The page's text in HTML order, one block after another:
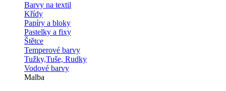
Barvy na textil
Křídy
Papíry a bloky
Pastelky a fixy
Štětce
Temperové barvy
Tužky,Tuše, Rudky
Vodové barvy
Malba